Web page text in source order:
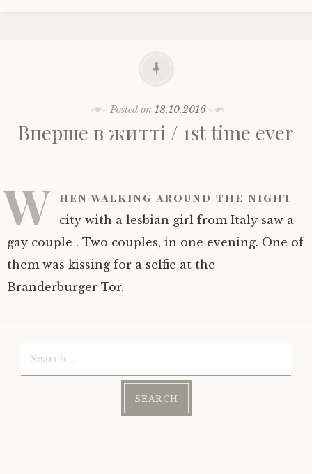
Posted on18.10.2016
Вперше в житті / 1st time ever
W hen walking around the night
city with a lesbian girl from Italy saw a
gay couple . Two couples, in one evening. One of
them was kissing for a selfie at the
Branderburger Tor.